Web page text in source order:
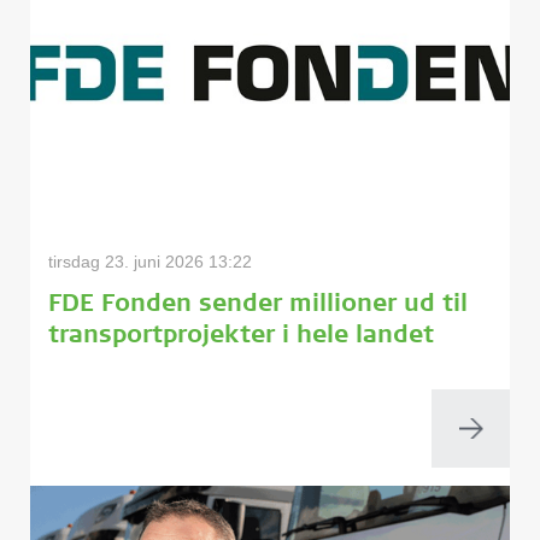
tirsdag 23. juni 2026 13:22
FDE Fonden sender millioner ud til
transportprojekter i hele landet